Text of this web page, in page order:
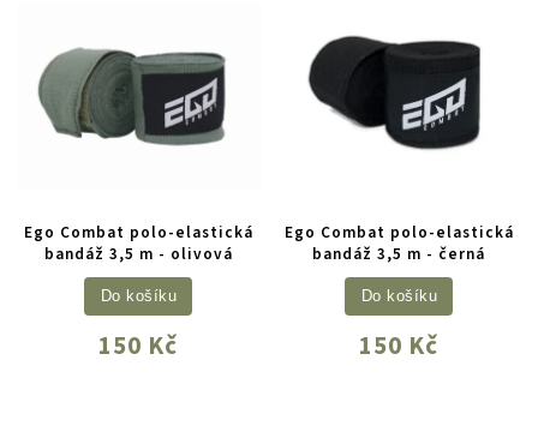
Ego Combat polo-elastická
bandáž 3,5 m - olivová
150 Kč
Do košíku
Ego Combat polo-elastická
bandáž 3,5 m - černá
150 Kč
Do košíku